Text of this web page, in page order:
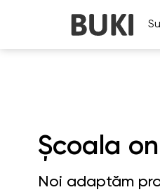
Școala
Noi adaptăm